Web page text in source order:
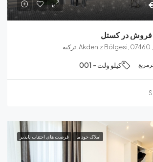
ولت - 001
فرصت های اجتناب ناپذیر